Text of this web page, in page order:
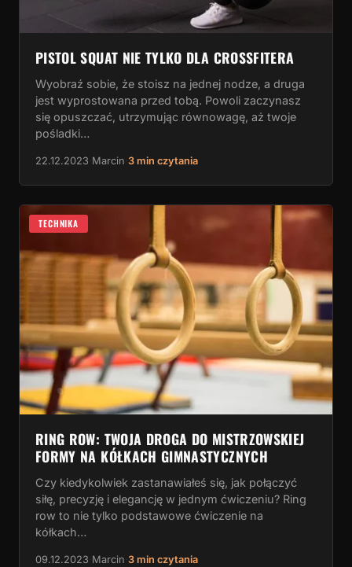
PISTOL SQUAT NIE TYLKO DLA CROSSFITERA
Wyobraź sobie, że stoisz na jednej nodze, a druga
jest wyprostowana przed tobą. Powoli zaczynasz
się opuszczać, utrzymując równowagę, aż twoje
pośladki…
22.12.2023 Marcin 3 min czytania
TECHNIKA
RING ROW: TWOJA DROGA DO MISTRZOWSKIEJ
FORMY NA KÓŁKACH GIMNASTYCZNYCH
Czy kiedykolwiek zastanawiałeś się, jak połączyć
siłę, precyzję i elegancję w jednym ćwiczeniu? Ring
row to nie tylko podstawowe ćwiczenie na
kółkach…
09.12.2023 Marcin 3 min czytania